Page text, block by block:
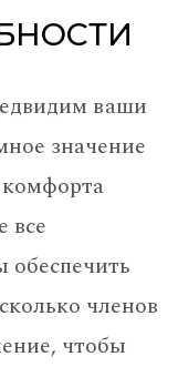
ваши
значение
все
членов
чтобы